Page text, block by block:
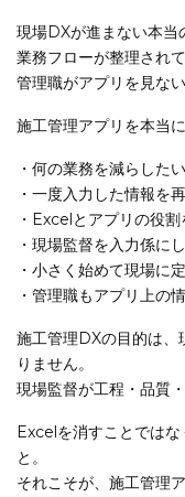
現場DXが進まない本当
業務フローが整理され
管理職がアプリを見な
施工管理アプリを本当
・何の業務を減らした
・一度入力した情報を
・Excelとアプリの役
・現場監督を入力係に
・小さく始めて現場に
・管理職もアプリ上の
施工管理DXの目的は、
りません。
現場監督が工程・品質
Excelを消すことでは
と。
それこそが、施工管理